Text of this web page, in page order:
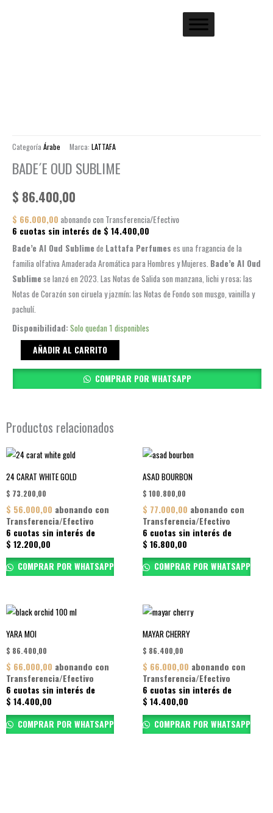
Categoría Árabe Marca: LATTAFA
BADE´E OUD SUBLIME
$ 86.400,00
$ 66.000,00 abonando con Transferencia/Efectivo
6 cuotas sin interés de $ 14.400,00
Bade’e Al Oud Sublimede Lattafa Perfumes es una fragancia de la
familia olfativa Amaderada Aromática para Hombres y Mujeres. Bade’e Al Oud
Sublimese lanzó en 2023. Las Notas de Salida son manzana, lichi y rosa; las
Notas de Corazón son ciruela y jazmín; las Notas de Fondo son musgo, vainilla y
pachulí.
Disponibilidad:Solo quedan 1 disponibles
BADE
OUD
SUBLIME
cantidad
AÑADIR AL CARRITO
COMPRAR POR WHATSAPP
Productos relacionados
24 CARAT WHITE GOLD
$ 73.200,00
$ 56.000,00 abonando con
Transferencia/Efectivo
6 cuotas sin interés de
$ 12.200,00
COMPRAR POR WHATSAPP
ASAD BOURBON
$ 100.800,00
$ 77.000,00 abonando con
Transferencia/Efectivo
6 cuotas sin interés de
$ 16.800,00
COMPRAR POR WHATSAPP
YARA MOI
$ 86.400,00
$ 66.000,00 abonando con
Transferencia/Efectivo
6 cuotas sin interés de
$ 14.400,00
COMPRAR POR WHATSAPP
MAYAR CHERRY
$ 86.400,00
$ 66.000,00 abonando con
Transferencia/Efectivo
6 cuotas sin interés de
$ 14.400,00
COMPRAR POR WHATSAPP